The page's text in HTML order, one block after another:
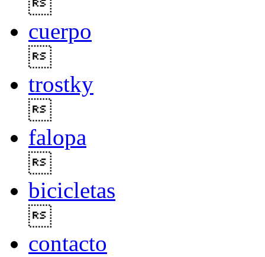
cuerpo
trostky
falopa
bicicletas
contacto